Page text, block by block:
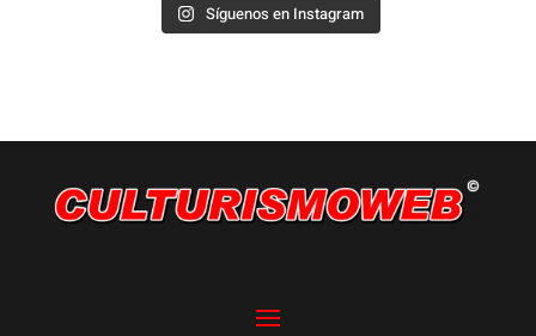
Síguenos en Instagram